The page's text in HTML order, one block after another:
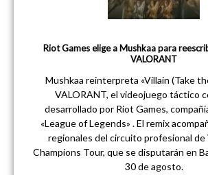
Riot Games elige a Mushkaa para
VALORANT
Mushkaa reinterpreta «Villain (Take
VALORANT, el videojuego táctico
desarrollado por Riot Games,
«League of Legends» . El remix
regionales del circuito profesional de
Champions Tour, que se disputarán en
30 de agosto.